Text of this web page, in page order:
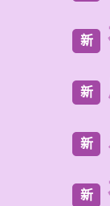
新
新
新
新